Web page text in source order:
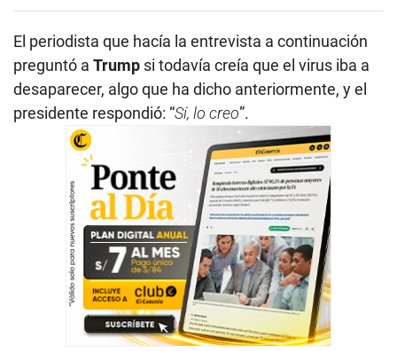
El periodista que hacía la entrevista a continuación
preguntó a Trump si todavía creía que el virus iba a
desaparecer, algo que ha dicho anteriormente, y el
presidente respondió: “Sí, lo creo”.